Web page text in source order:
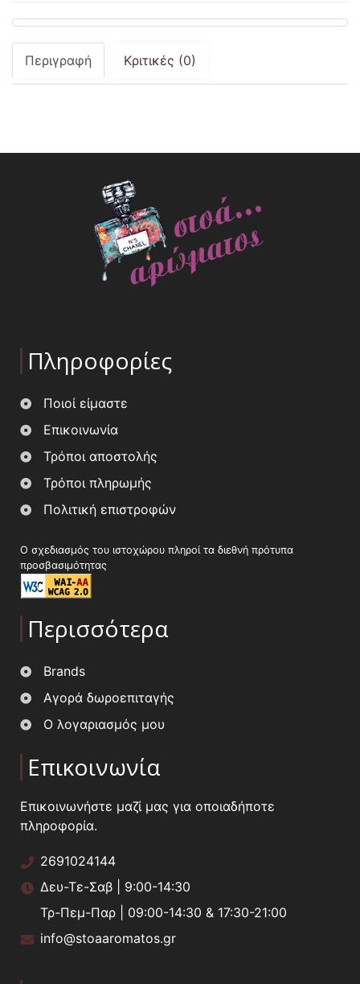
Περιγραφή Κριτικές (0)
Πληροφορίες
Ποιοί είμαστε
Επικοινωνία
Τρόποι αποστολής
Τρόποι πληρωμής
Πολιτική επιστροφών
Ο σχεδιασμός του ιστοχώρου πληροί τα διεθνή πρότυπα
προσβασιμότητας
Περισσότερα
Brands
Αγορά δωροεπιταγής
Ο λογαριασμός μου
Επικοινωνία
Επικοινωνήστε μαζί μας για οποιαδήποτε
πληροφορία.
2691024144
Δευ-Τε-Σαβ | 9:00-14:30
Τρ-Πεμ-Παρ | 09:00-14:30 & 17:30-21:00
info@stoaaromatos.gr